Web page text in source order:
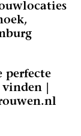
perfecte
|